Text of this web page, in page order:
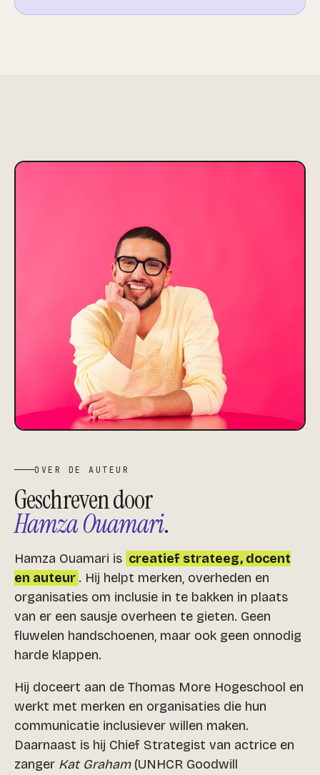
OVER DE AUTEUR
Geschreven door
Hamza Ouamari.
Hamza Ouamari is creatief strateeg, docent
en auteur . Hij helpt merken, overheden en
organisaties om inclusie in te bakken in plaats
van er een sausje overheen te gieten. Geen
fluwelen handschoenen, maar ook geen onnodig
harde klappen.
Hij doceert aan de Thomas More Hogeschool en
werkt met merken en organisaties die hun
communicatie inclusiever willen maken.
Daarnaast is hij Chief Strategist van actrice en
zanger Kat Graham(UNHCR Goodwill